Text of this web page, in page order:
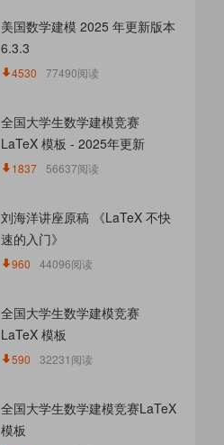
美国数学建模 2025 年更新版本
6.3.3
4530 77490阅读
全国大学生数学建模竞赛
LaTeX 模板 - 2025年更新
1837 56637阅读
刘海洋讲座原稿 《LaTeX 不快
速的入门》
960 44096阅读
全国大学生数学建模竞赛
LaTeX 模板
590 32231阅读
全国大学生数学建模竞赛LaTeX
模板